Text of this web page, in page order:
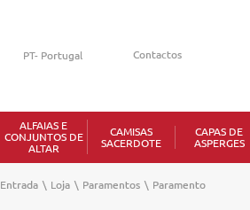
Contactos
ALFAIAS E
CONJUNTOS DE
ALTAR
CAMISAS
SACERDOTE
CAPAS DE
ASPERGES
Entrada \ Loja \ Paramentos \ Paramento